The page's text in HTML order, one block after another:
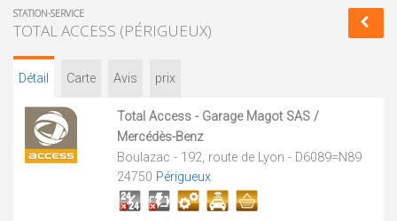
STATION-SERVICE
TOTAL ACCESS (PÉRIGUEUX)
Détail Carte Avis prix
Total Access - Garage Magot SAS /
Mercédès-Benz
Boulazac - 192, route de Lyon - D6089=N89
24750 Périgueux